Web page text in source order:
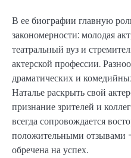
В ее биографии главную
закономерности: молодая
театральный вуз и
актерской профессии.
драматических и
Наталье раскрыть свой
признание зрителей и
всегда сопровождается
положительными отзывами
обречена на успех.